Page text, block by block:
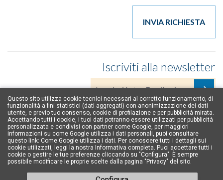
INVIA RICHIESTA
Iscriviti alla newsletter
Accetto la normativa sulla privacy(leggi)
Social
Questo sito utilizza cookie tecnici necessari al corretto funzionamento, di
funzionalità a fini statistici (dati aggregati) con anonimizzazione dei dati
utente, e previo tuo consenso, cookie di profilazione e per pubblicità mirata.
Accettando tutti i cookie, i tuoi dati potranno essere utilizzati per pubblicità
personalizzata e condivisi con partner come Google, per maggiori
informazioni su come Google utilizza i dati personali, puoi consultare
questo link: Come Google utilizza i dati. Per conoscere tutti i dettagli sui
cookie utilizzati, leggi la nostra Informativa completa. Puoi accettare tutti i
cookie o gestire le tue preferenze cliccando su "Configura". È sempre
possibile modificare le proprie scelte dalla pagina "Privacy" del sito.